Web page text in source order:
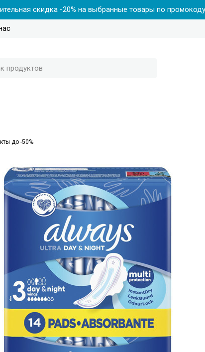
скидка -20% на выбранные товары по промокоду
до -50%